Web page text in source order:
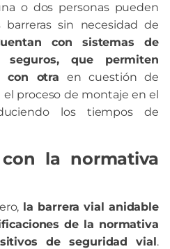
o dos personas pueden
sin necesidad de
con sistemas de
que permiten
con otra en cuestión de
el proceso de montaje en el
los tiempos de
la normativa
la barrera vial anidable
de la normativa
de seguridad vial.